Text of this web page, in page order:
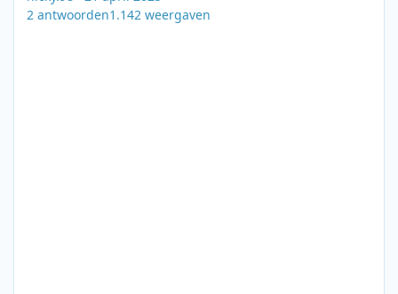
2 antwoorden1.142 weergaven